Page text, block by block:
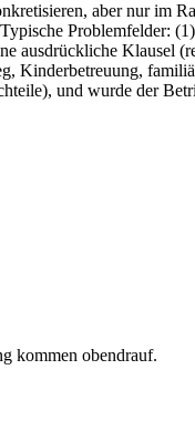
aber nur im
Problemfelder:
ausdrückliche Klausel
Kinderbetreuung,
und wurde der
kommen obendrauf.